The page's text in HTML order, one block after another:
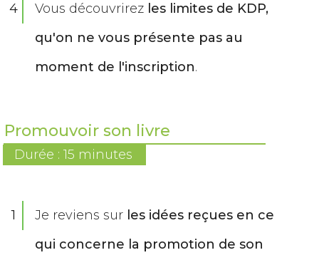
4 Vous découvrirez es limites de KDP,
qu'on ne vous présente pas au
moment de l'inscription.
Promouvoir son livre
Durée : 15 minutes
1 Je reviens sur les idées reçues en ce
qui concerne la promotion de son